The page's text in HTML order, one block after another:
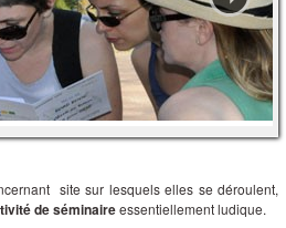
site sur lesquels elles se déroulent,
de séminaireessentiellement ludique.